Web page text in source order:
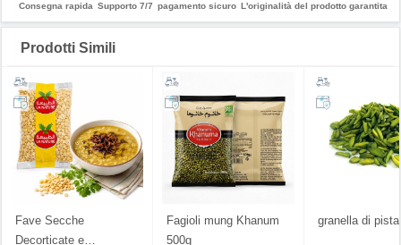
Consegna rapida Supporto 7/7 pagamento sicuro L'originalità del prodotto garantita
Prodotti Simili
Fave Secche
Decorticate e…
Fagioli mung Khanum
500g
granella di